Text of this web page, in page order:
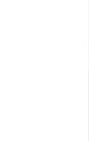
意ください）
なります）
155-339）またはメール